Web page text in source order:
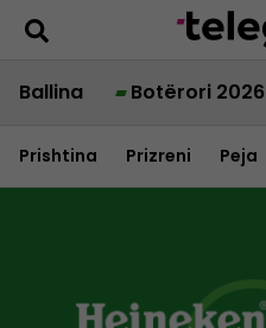
Ballina Botërori 2026
Prishtina Prizreni Peja